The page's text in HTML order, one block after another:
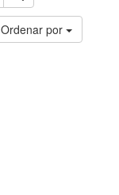
Ordenar por